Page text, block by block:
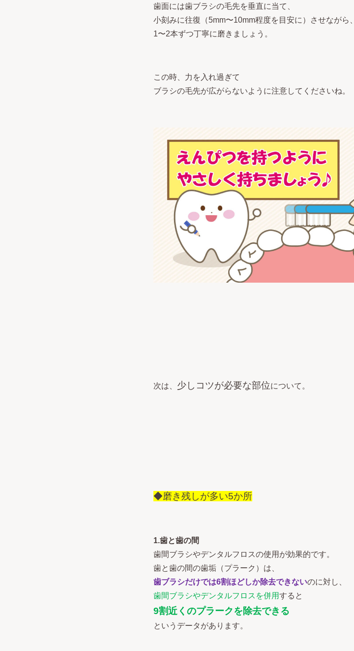
歯面には歯ブラシの毛先を垂直に当て、
小刻みに往復（5mm〜10mm程度を目安に）させながら、
1〜2本ずつ丁寧に磨きましょう。
この時、力を入れ過ぎて
ブラシの毛先が広がらないように注意してくださいね。
次は、 少しコツが必要な部位について。
◆磨き残しが多い5か所
1.歯と歯の間
歯間ブラシやデンタルフロスの使用が効果的です。
歯と歯の間の歯垢（プラーク）は、
歯ブラシだけでは6割ほどしか除去できないのに対し、
歯間ブラシやデンタルフロスを併用すると
9割近くのプラークを除去できる
というデータがあります。